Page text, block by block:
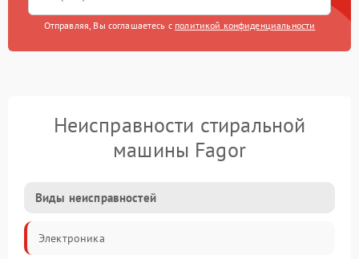
Отправляя, Вы соглашаетесь с политикой конфиденциальности
Неисправности стиральной
машины Fagor
Виды неисправностей
Электроника